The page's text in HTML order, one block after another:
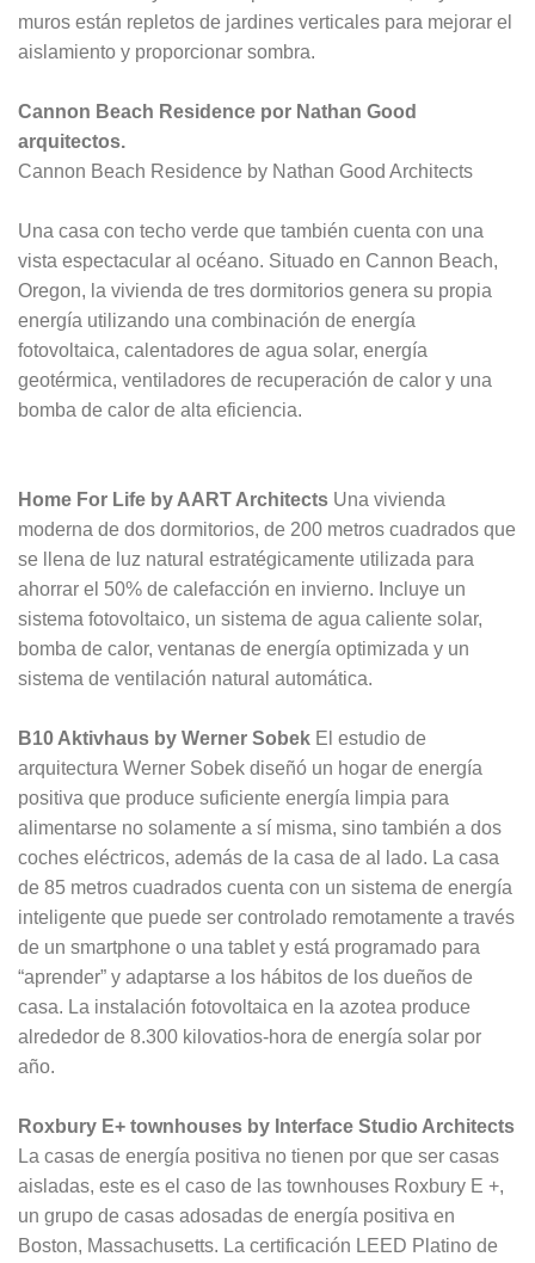
muros están repletos de jardines verticales para mejorar el
aislamiento y proporcionar sombra.
Cannon Beach Residence por Nathan Good
arquitectos.
Cannon Beach Residence by Nathan Good Architects
Una casa con techo verde que también cuenta con una
vista espectacular al océano. Situado en Cannon Beach,
Oregon, la vivienda de tres dormitorios genera su propia
energía utilizando una combinación de energía
fotovoltaica, calentadores de agua solar, energía
geotérmica, ventiladores de recuperación de calor y una
bomba de calor de alta eficiencia.
Home For Life by AART Architects Una vivienda
moderna de dos dormitorios, de 200 metros cuadrados que
se llena de luz natural estratégicamente utilizada para
ahorrar el 50% de calefacción en invierno. Incluye un
sistema fotovoltaico, un sistema de agua caliente solar,
bomba de calor, ventanas de energía optimizada y un
sistema de ventilación natural automática.
B10 Aktivhaus by Werner Sobek El estudio de
arquitectura Werner Sobek diseñó un hogar de energía
positiva que produce suficiente energía limpia para
alimentarse no solamente a sí misma, sino también a dos
coches eléctricos, además de la casa de al lado. La casa
de 85 metros cuadrados cuenta con un sistema de energía
inteligente que puede ser controlado remotamente a través
de un smartphone o una tablet y está programado para
“aprender” y adaptarse a los hábitos de los dueños de
casa. La instalación fotovoltaica en la azotea produce
alrededor de 8.300 kilovatios-hora de energía solar por
año.
Roxbury E+ townhouses by Interface Studio Architects
La casas de energía positiva no tienen por que ser casas
aisladas, este es el caso de las townhouses Roxbury E +,
un grupo de casas adosadas de energía positiva en
Boston, Massachusetts. La certificación LEED Platino de